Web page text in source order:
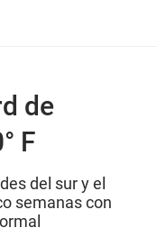
de
F
del sur y el
semanas con